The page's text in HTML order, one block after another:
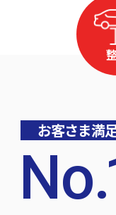
お客さま満
No.